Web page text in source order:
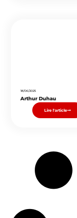
18/06/2025
Arthur Duhau
Lire l'article